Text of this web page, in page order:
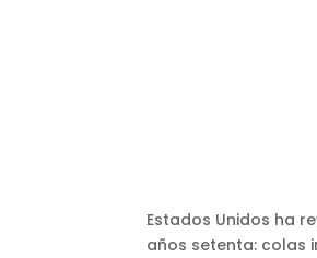
Estados Unidos ha
años setenta: colas